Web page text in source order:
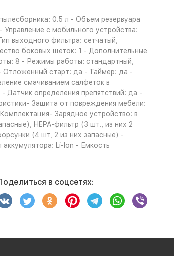
0.5 л - Объeм резервуара
c мобильного устройства:
выходного фильтра: сетчатый,
боковых щеток: 1 - Дополнительные
8 - Режимы работы: стандартный,
Отложенный старт: да - Таймер: да -
смачиванием салфеток в
Датчик определения препятствий: да -
Защита от повреждения мебели:
Зарядное устройство: в
HEPA-фильтр (3 шт., из них 2
(4 шт, 2 из них запасные) -
Li-Ion - Емкость
в соцсетях: